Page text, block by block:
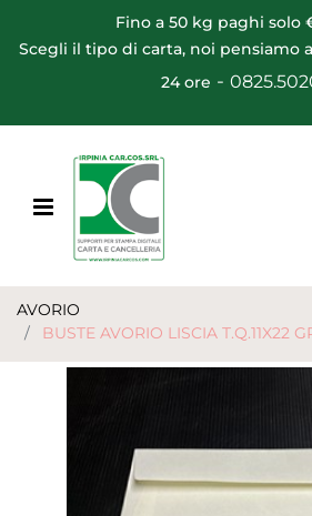
Fino a 50 kg paghi solo
Scegli il tipo di carta, noi pensiamo
24 ore -
Open menu
AVORIO
BUSTE AVORIO LISCIA T.Q.11X22